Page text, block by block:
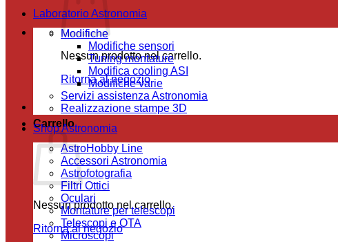
Nessun prodotto nel carrello.
Ritorna al negozio
Carrello
Nessun prodotto nel carrello.
Ritorna al negozio
Laboratorio Astronomia
Modifiche
Modifiche sensori
Tuning montature
Modifica cooling ASI
Modifiche varie
Servizi assistenza Astronomia
Realizzazione stampe 3D
Shop Astronomia
AstroHobby Line
Accessori Astronomia
Astrofotografia
Filtri Ottici
Oculari
Montature per telescopi
Telescopi e OTA
Microscopi